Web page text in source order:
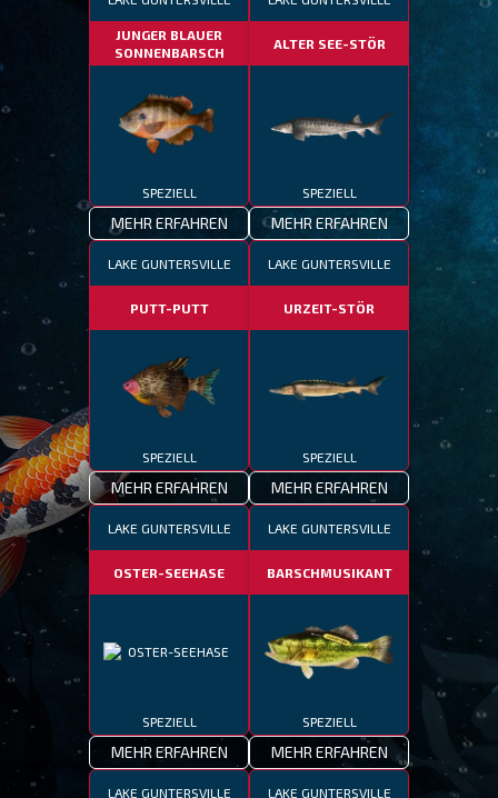
JUNGER BLAUER
SONNENBARSCH
SPEZIELL
MEHR ERFAHREN
ALTER SEE-STÖR
SPEZIELL
MEHR ERFAHREN
LAKE GUNTERSVILLE
PUTT-PUTT
SPEZIELL
MEHR ERFAHREN
LAKE GUNTERSVILLE
URZEIT-STÖR
SPEZIELL
MEHR ERFAHREN
LAKE GUNTERSVILLE
OSTER-SEEHASE
SPEZIELL
MEHR ERFAHREN
LAKE GUNTERSVILLE
BARSCHMUSIKANT
SPEZIELL
MEHR ERFAHREN
LAKE GUNTERSVILLE LAKE GUNTERSVILLE